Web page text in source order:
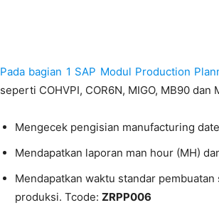
Pada bagian 1 SAP Modul Production
seperti COHVPI, COR6N, MIGO, MB90
Mengecek pengisian manufacturing
Mendapatkan laporan man hour (MH)
Mendapatkan waktu standar
produksi. Tcode: ZRPP006